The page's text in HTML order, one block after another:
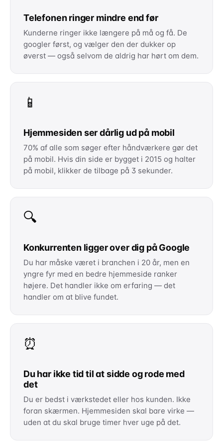
Telefonen ringer mindre end før
Kunderne ringer ikke længere på må og få. De
googler først, og vælger den der dukker op
øverst — også selvom de aldrig har hørt om dem.
📱
Hjemmesiden ser dårlig ud på mobil
70% af alle som søger efter håndværkere gør det
på mobil. Hvis din side er bygget i 2015 og halter
på mobil, klikker de tilbage på 3 sekunder.
🔍
Konkurrenten ligger over dig på Google
Du har måske været i branchen i 20 år, men en
yngre fyr med en bedre hjemmeside ranker
højere. Det handler ikke om erfaring — det
handler om at blive fundet.
⏰
Du har ikke tid til at sidde og rode med
det
Du er bedst i værkstedet eller hos kunden. Ikke
foran skærmen. Hjemmesiden skal bare virke —
uden at du skal bruge timer hver uge på det.